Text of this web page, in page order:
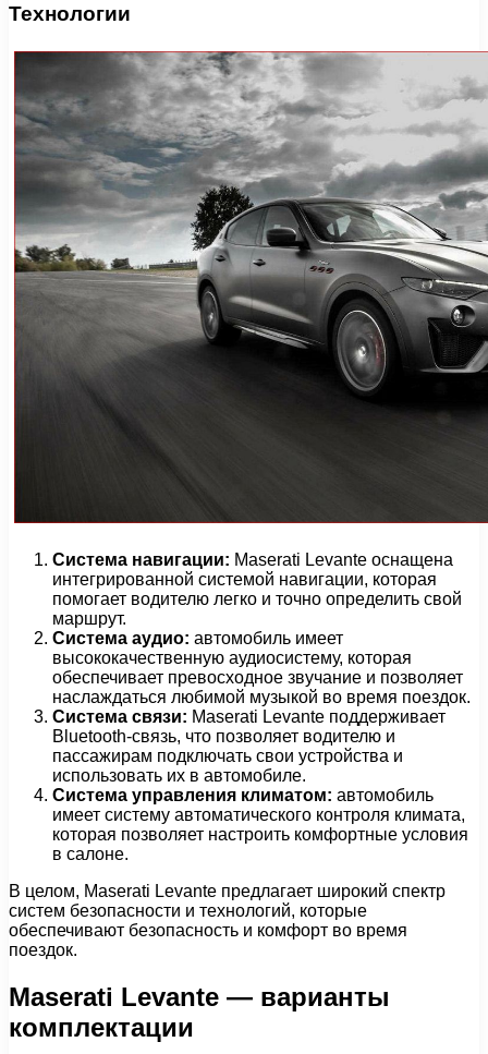
Технологии
Система навигации: Maserati Levante оснащена
интегрированной системой навигации, которая
помогает водителю легко и точно определить свой
маршрут.
Система аудио: автомобиль имеет
высококачественную аудиосистему, которая
обеспечивает превосходное звучание и позволяет
наслаждаться любимой музыкой во время поездок.
Система связи: Maserati Levante поддерживает
Bluetooth-связь, что позволяет водителю и
пассажирам подключать свои устройства и
использовать их в автомобиле.
Система управления климатом: автомобиль
имеет систему автоматического контроля климата,
которая позволяет настроить комфортные условия
в салоне.
В целом, Maserati Levante предлагает широкий спектр
систем безопасности и технологий, которые
обеспечивают безопасность и комфорт во время
поездок.
Maserati Levante — варианты
комплектации